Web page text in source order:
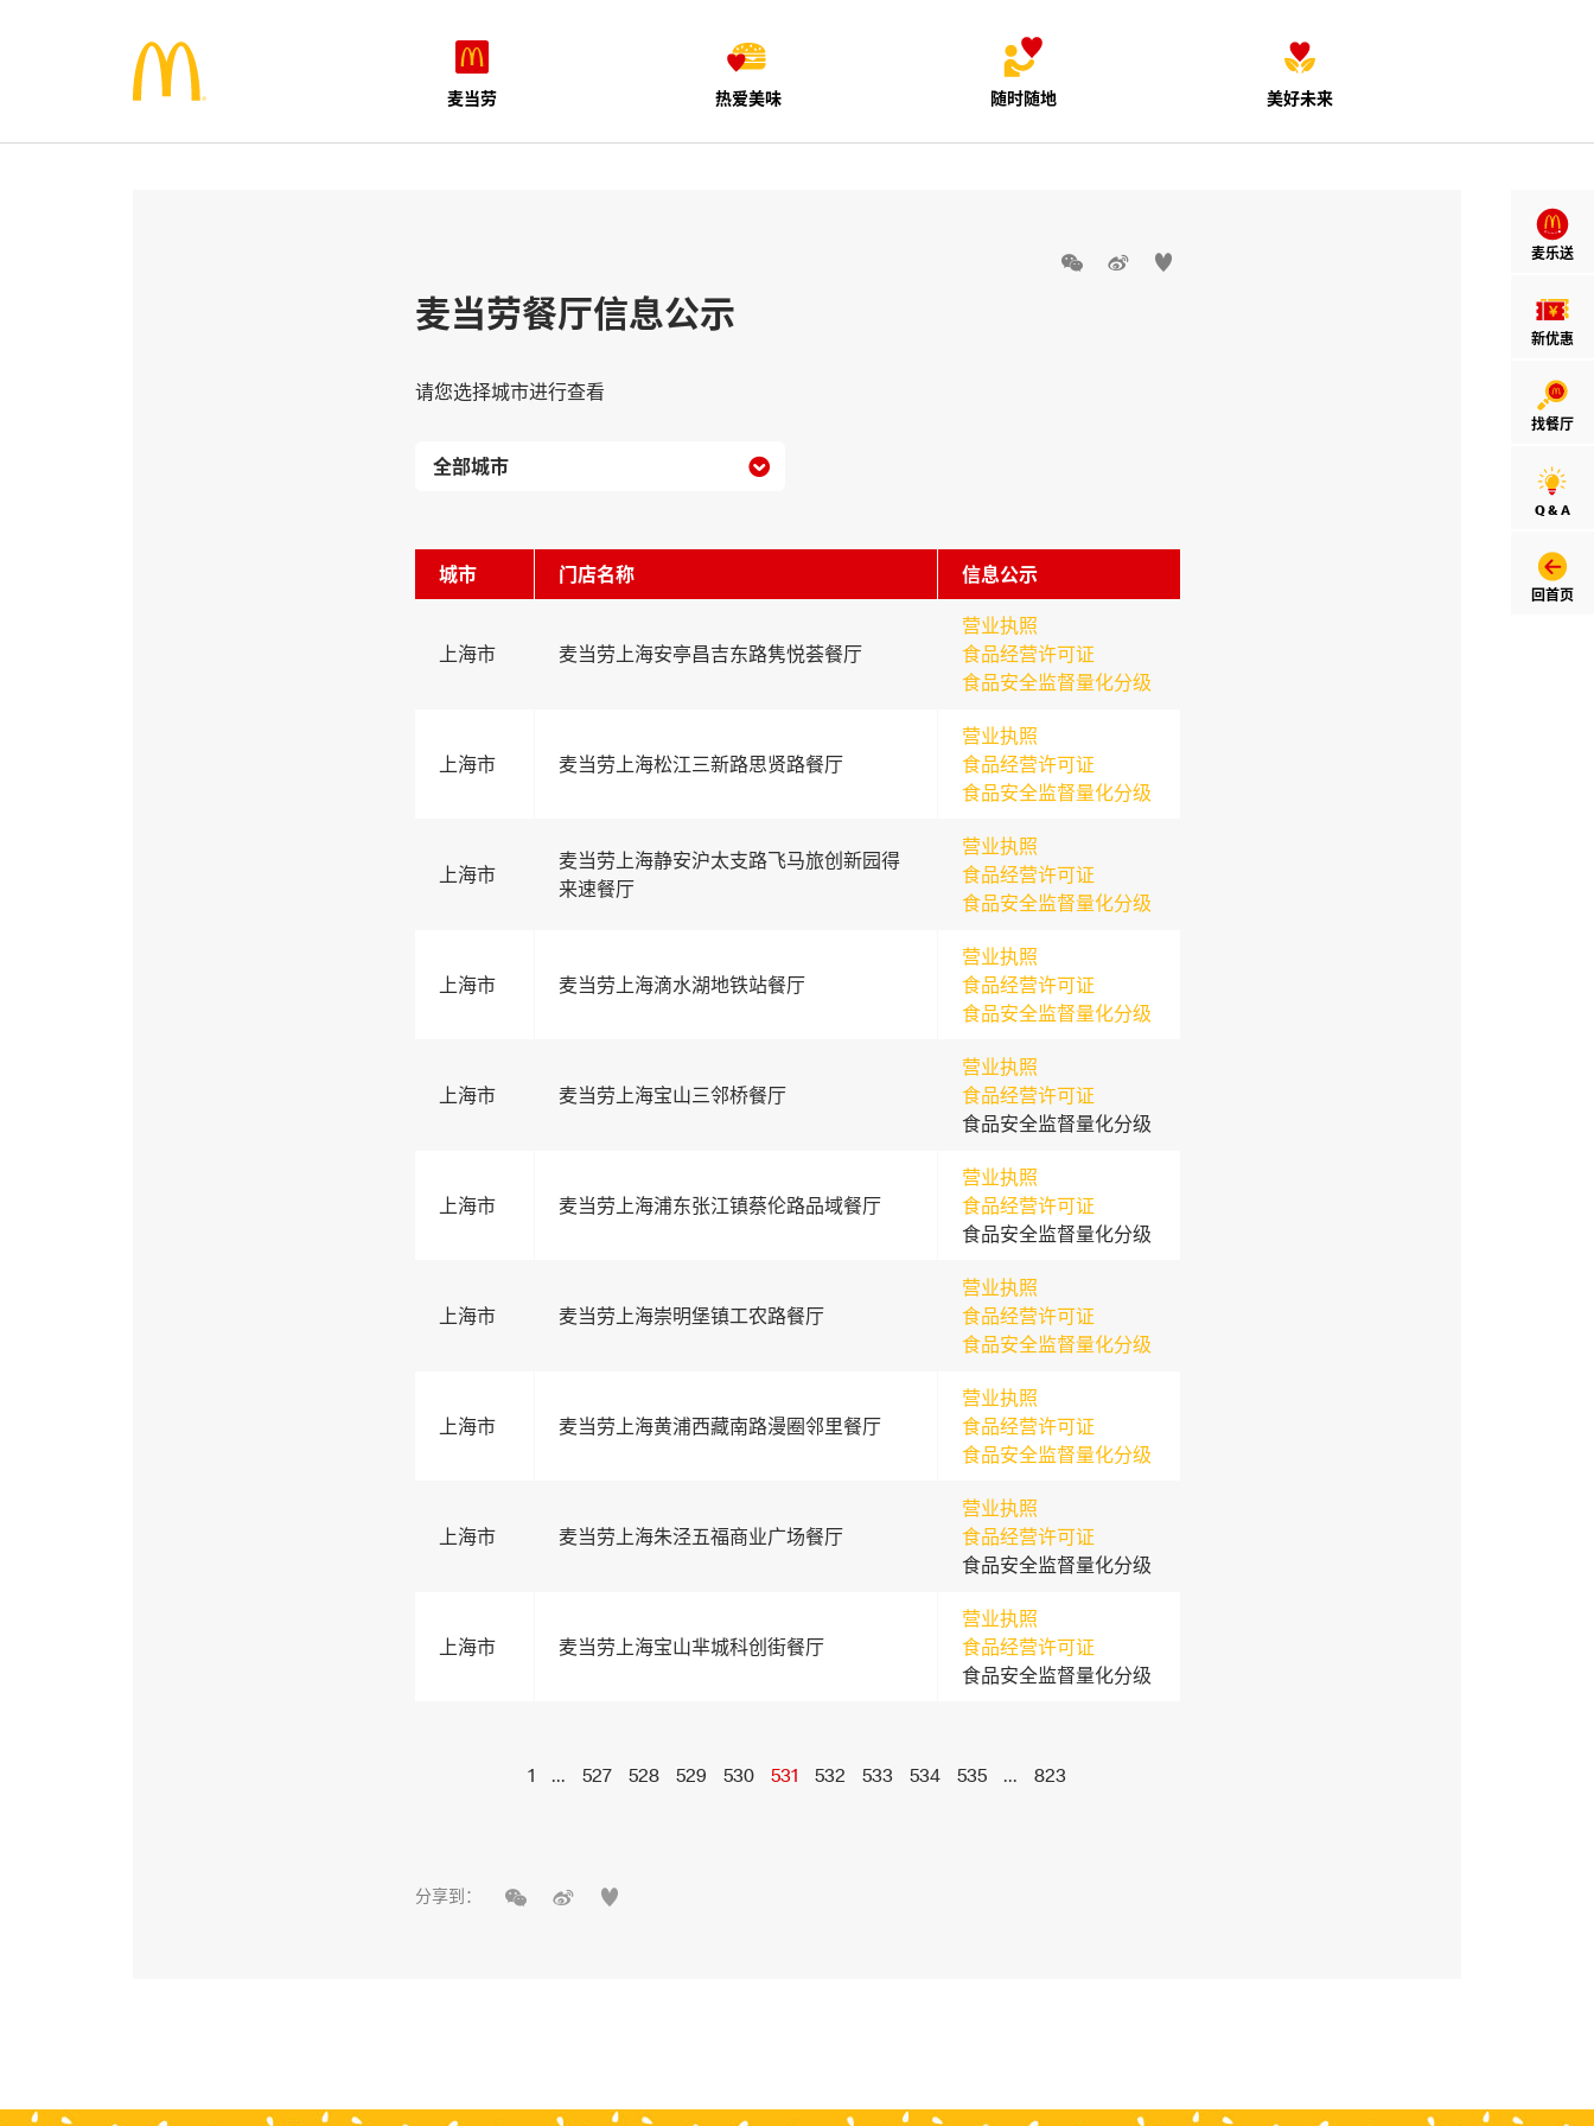
麦当劳 热爱美味 随时随地 美好未来
麦乐送
新优惠
找餐厅
Q & A
回首页
  
麦当劳餐厅信息公示
请您选择城市进行查看

城市 门店名称 信息公示
上海市 麦当劳上海安亭昌吉东路隽悦荟餐厅
营业执照
食品经营许可证
食品安全监督量化分级
上海市 麦当劳上海松江三新路思贤路餐厅
营业执照
食品经营许可证
食品安全监督量化分级
上海市
麦当劳上海静安沪太支路飞马旅创新园得
来速餐厅
营业执照
食品经营许可证
食品安全监督量化分级
上海市 麦当劳上海滴水湖地铁站餐厅
营业执照
食品经营许可证
食品安全监督量化分级
上海市 麦当劳上海宝山三邻桥餐厅
营业执照
食品经营许可证
食品安全监督量化分级
上海市 麦当劳上海浦东张江镇蔡伦路品域餐厅
营业执照
食品经营许可证
食品安全监督量化分级
上海市 麦当劳上海崇明堡镇工农路餐厅
营业执照
食品经营许可证
食品安全监督量化分级
上海市 麦当劳上海黄浦西藏南路漫圈邻里餐厅
营业执照
食品经营许可证
食品安全监督量化分级
上海市 麦当劳上海朱泾五福商业广场餐厅
营业执照
食品经营许可证
食品安全监督量化分级
上海市 麦当劳上海宝山芈城科创街餐厅
营业执照
食品经营许可证
食品安全监督量化分级
1 ... 527 528 529 530 531 532 533 534 535 ... 823
分享到：   